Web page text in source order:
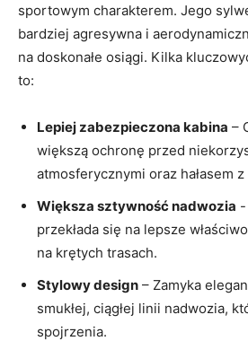
⁣sportowym charakterem. Jego⁢
bardziej agresywna i
na ‍doskonałe osiągi. Kilka
⁤to:
Lepiej ⁣zabezpieczona kabina –
większą ochronę przed
atmosferycznymi ‌oraz hałasem‍
Większa sztywność ‌nadwozia
przekłada ‌się na⁤ lepsze
na ⁤krętych trasach.
Stylowy​ design – Zamyka
smukłej, ciągłej ​linii nadwozia,
spojrzenia.